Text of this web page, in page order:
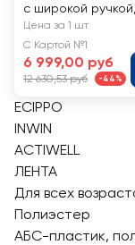
с широкой ручкой,
черный, Арт. MS-
Цена за 1 шт
С Картой №1
6 999,00 руб
12 630,53 руб -44%
ECIPPO
INWIN
ACTIWELL
ЛЕНТА
Для всех
Полиэстер
АБС-пластик,